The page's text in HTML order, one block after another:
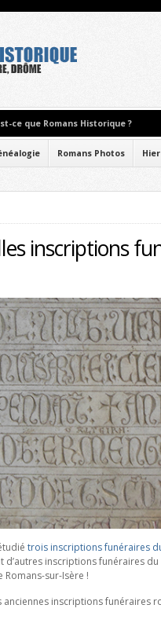
ce que Romans Historique ?
Romans Photos
inscriptions
trois inscriptions funéraires
d’autres inscriptions funéraires
Romans-sur-Isère !
anciennes inscriptions funéraires